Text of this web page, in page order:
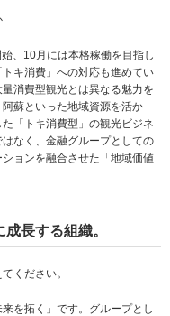
…
、10月には本格稼働を目指し
キ消費」への対応も進めてい
消費型観光とは異なる魅力を
蘇といった地域資源を活か
「トキ消費型」の観光ビジネ
なく、金融グループとしての
ョンを融合させた「地域価値
長する組織。
ください。
を拓く」です。グループとし